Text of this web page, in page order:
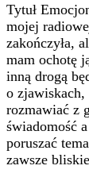
Tytuł
mojej
zakończyła,
mam ochotę
inną drogą
o zjawiskach,
rozmawiać z
świadomość
poruszać
zawsze